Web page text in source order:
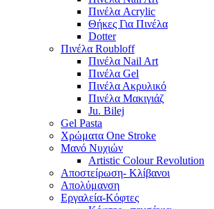
Πινέλα Acrylic
Θήκες Για Πινέλα
Dotter
Πινέλα Roubloff
Πινέλα Nail Art
Πινέλα Gel
Πινέλα Ακρυλικό
Πινέλα Μακιγιάζ
Ju. Bilej
Gel Pasta
Χρώματα One Stroke
Mανό Nυχιών
Artistic Colour Revolution
Αποστείρωση- Κλίβανοι
Απολύμανση
Εργαλεία-Κόφτες